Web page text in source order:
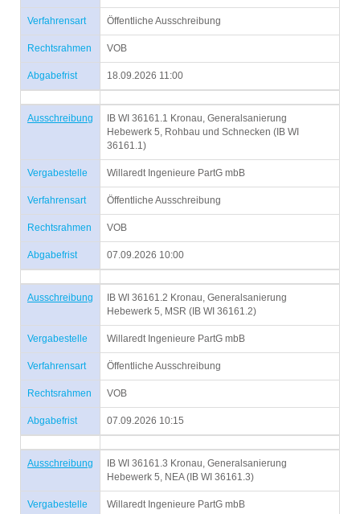
Verfahrensart Öffentliche Ausschreibung
Rechtsrahmen VOB
Abgabefrist 18.09.2026 11:00
Ausschreibung
IB WI 36161.1 Kronau, Generalsanierung
Hebewerk 5, Rohbau und Schnecken (IB WI
36161.1)
Vergabestelle Willaredt Ingenieure PartG mbB
Verfahrensart Öffentliche Ausschreibung
Rechtsrahmen VOB
Abgabefrist 07.09.2026 10:00
Ausschreibung
IB WI 36161.2 Kronau, Generalsanierung
Hebewerk 5, MSR (IB WI 36161.2)
Vergabestelle Willaredt Ingenieure PartG mbB
Verfahrensart Öffentliche Ausschreibung
Rechtsrahmen VOB
Abgabefrist 07.09.2026 10:15
Ausschreibung
IB WI 36161.3 Kronau, Generalsanierung
Hebewerk 5, NEA (IB WI 36161.3)
Vergabestelle Willaredt Ingenieure PartG mbB